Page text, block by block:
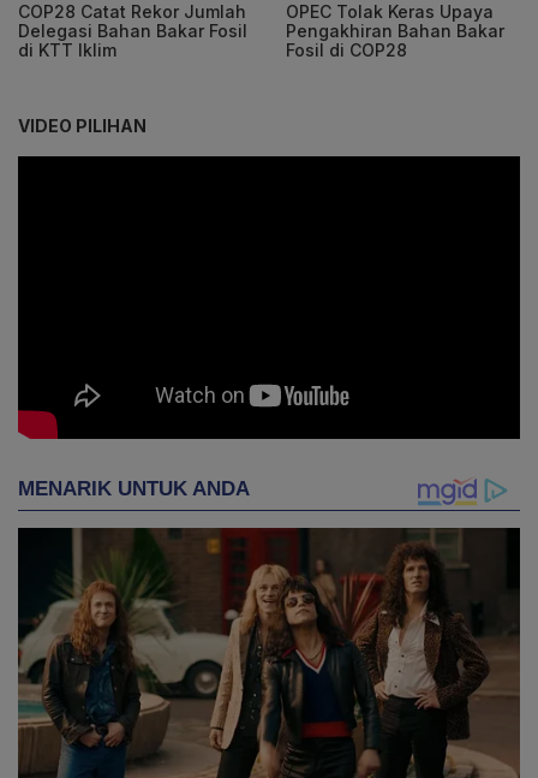
COP28 Catat Rekor Jumlah
Delegasi Bahan Bakar Fosil
di KTT Iklim
OPEC Tolak Keras Upaya
Pengakhiran Bahan Bakar
Fosil di COP28
VIDEO PILIHAN